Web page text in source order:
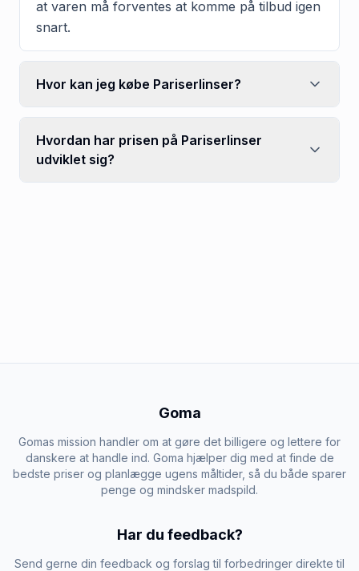
at varen må forventes at komme på tilbud igen
snart.
Hvor kan jeg købe Pariserlinser?
Hvordan har prisen på Pariserlinser
udviklet sig?
Goma
Gomas mission handler om at gøre det billigere og lettere for
danskere at handle ind. Goma hjælper dig med at finde de
bedste priser og planlægge ugens måltider, så du både sparer
penge og mindsker madspild.
Har du feedback?
Send gerne din feedback og forslag til forbedringer direkte til